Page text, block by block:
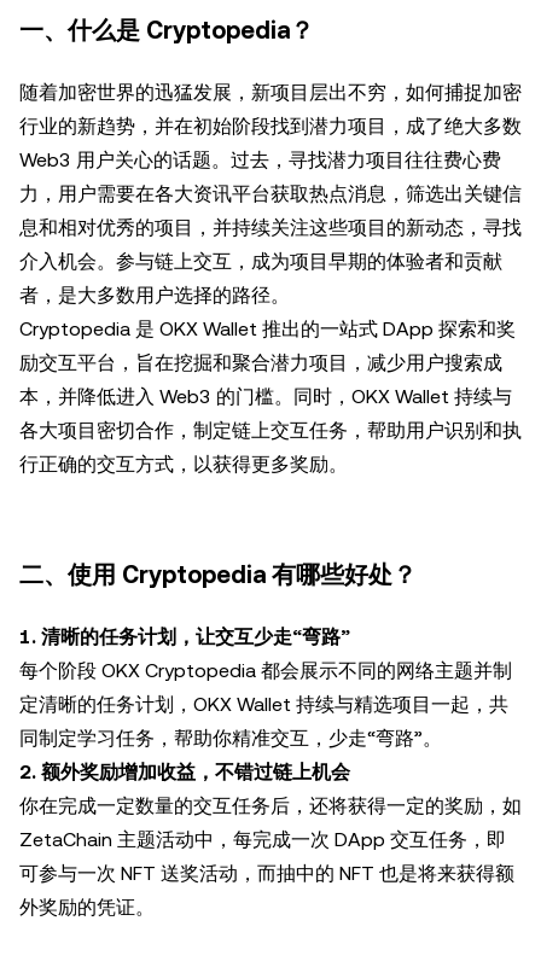
一、什么是 Cryptopedia？
随着加密世界的迅猛发展，新项目层出不穷，如何捕捉加密
行业的新趋势，并在初始阶段找到潜力项目，成了绝大多数
Web3 用户关心的话题。过去，寻找潜力项目往往费心费
力，用户需要在各大资讯平台获取热点消息，筛选出关键信
息和相对优秀的项目，并持续关注这些项目的新动态，寻找
介入机会。参与链上交互，成为项目早期的体验者和贡献
者，是大多数用户选择的路径。
Cryptopedia 是 OKX Wallet 推出的一站式 DApp 探索和奖
励交互平台，旨在挖掘和聚合潜力项目，减少用户搜索成
本，并降低进入 Web3 的门槛。同时，OKX Wallet 持续与
各大项目密切合作，制定链上交互任务，帮助用户识别和执
行正确的交互方式，以获得更多奖励。
二、使用 Cryptopedia 有哪些好处？
1. 清晰的任务计划，让交互少走“弯路”
每个阶段 OKX Cryptopedia 都会展示不同的网络主题并制
定清晰的任务计划，OKX Wallet 持续与精选项目一起，共
同制定学习任务，帮助你精准交互，少走“弯路”。
2. 额外奖励增加收益，不错过链上机会
你在完成一定数量的交互任务后，还将获得一定的奖励，如
ZetaChain 主题活动中，每完成一次 DApp 交互任务，即
可参与一次 NFT 送奖活动，而抽中的 NFT 也是将来获得额
外奖励的凭证。